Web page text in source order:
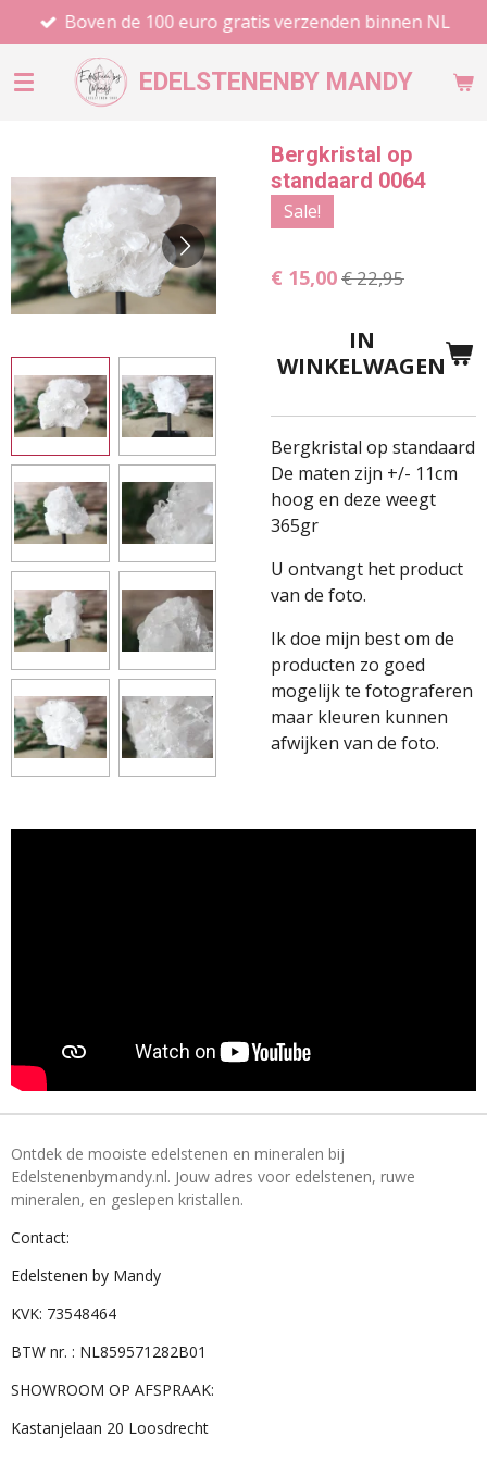
direct
naar
EDELSTENENBY MANDY
Boven de 100 euro gratis verzenden binnen NL
Bergkristal op
standaard 0064
Sale!
€ 15,00€ 22,95
IN
WINKELWAGEN
Bergkristal op standaard
De maten zijn +/- 11cm
hoog en deze weegt
365gr
U ontvangt het product
van de foto.
Ik doe mijn best om de
producten zo goed
mogelijk te fotograferen
maar kleuren kunnen
afwijken van de foto.
Ontdek de mooiste edelstenen en mineralen bij
Edelstenenbymandy.nl. Jouw adres voor edelstenen, ruwe
mineralen, en geslepen kristallen.
Contact:
Edelstenen by Mandy
KVK: 73548464
BTW nr. : NL859571282B01
SHOWROOM OP AFSPRAAK:
Kastanjelaan 20 Loosdrecht